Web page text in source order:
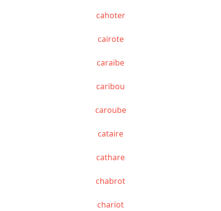
cahoter
cairote
caraïbe
caribou
caroube
cataire
cathare
chabrot
chariot